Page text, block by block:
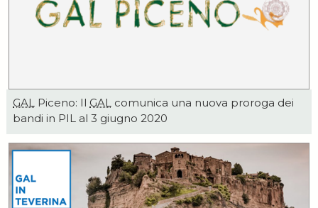
GAL Piceno: Il GAL comunica una nuova proroga dei
bandi in PIL al 3 giugno 2020